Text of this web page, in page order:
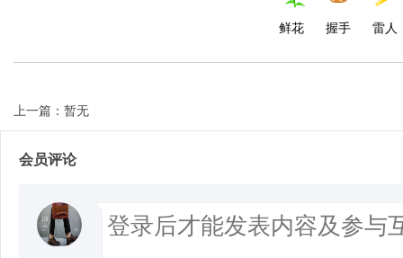
鲜花 握手 雷人
上一篇：暂无
会员评论